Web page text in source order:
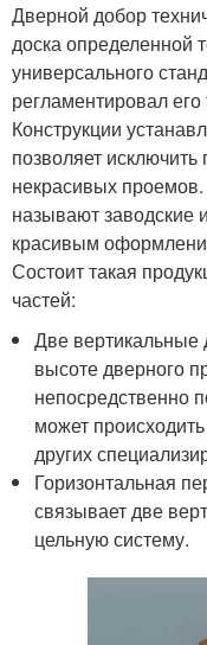
Дверной добор
доска определенной
универсального
регламентировал его
Конструкции
позволяет
некрасивых
называют заводские
красивым
Состоит такая
частей:
Две вертикальные
высоте дверного
непосредственно
может
других
Горизонтальная
связывает две
цельную систему.